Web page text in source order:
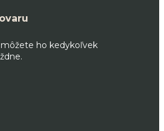
ho kedykoľvek